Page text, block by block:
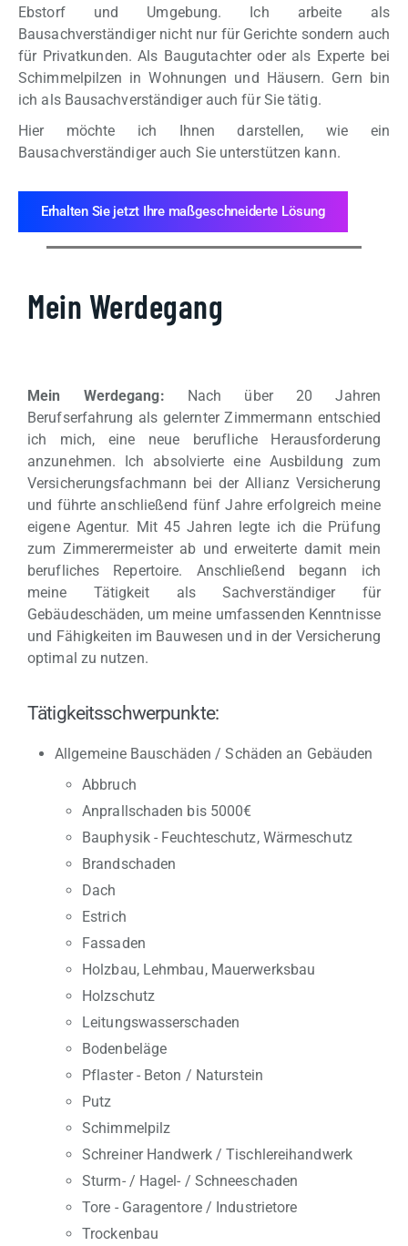
Ebstorf und Umgebung. Ich arbeite als
Bausachverständiger nicht nur für Gerichte sondern auch
für Privatkunden. Als Baugutachter oder als Experte bei
Schimmelpilzen in Wohnungen und Häusern. Gern bin
ich als Bausachverständiger auch für Sie tätig.
Hier möchte ich Ihnen darstellen, wie ein
Bausachverständiger auch Sie unterstützen kann.
Erhalten Sie jetzt Ihre maßgeschneiderte Lösung
Mein Werdegang
Mein Werdegang: Nach über 20 Jahren
Berufserfahrung als gelernter Zimmermann entschied
ich mich, eine neue berufliche Herausforderung
anzunehmen. Ich absolvierte eine Ausbildung zum
Versicherungsfachmann bei der Allianz Versicherung
und führte anschließend fünf Jahre erfolgreich meine
eigene Agentur. Mit 45 Jahren legte ich die Prüfung
zum Zimmerermeister ab und erweiterte damit mein
berufliches Repertoire. Anschließend begann ich
meine Tätigkeit als Sachverständiger für
Gebäudeschäden, um meine umfassenden Kenntnisse
und Fähigkeiten im Bauwesen und in der Versicherung
optimal zu nutzen.
Tätigkeitsschwerpunkte:
Allgemeine Bauschäden / Schäden an Gebäuden
Abbruch
Anprallschaden bis 5000€
Bauphysik - Feuchteschutz, Wärmeschutz
Brandschaden
Dach
Estrich
Fassaden
Holzbau, Lehmbau, Mauerwerksbau
Holzschutz
Leitungswasserschaden
Bodenbeläge
Pflaster - Beton / Naturstein
Putz
Schimmelpilz
Schreiner Handwerk / Tischlereihandwerk
Sturm- / Hagel- / Schneeschaden
Tore - Garagentore / Industrietore
Trockenbau